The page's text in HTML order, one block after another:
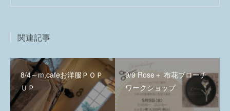
関連記事
8/4～m,cafeお洋服ＰＯＰ
ＵＰ
9/9 Rose＋ 布花ブローチ
ワークショップ